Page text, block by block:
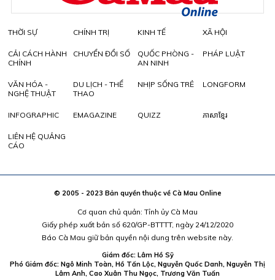
THỜI SỰ CHÍNH TRỊ KINH TẾ XÃ HỘI
CẢI CÁCH HÀNH
CHÍNH
CHUYỂN ĐỔI SỐ
QUỐC PHÒNG -
AN NINH
PHÁP LUẬT
VĂN HÓA -
NGHỆ THUẬT
DU LỊCH - THỂ
THAO
NHỊP SỐNG TRẺ LONGFORM
INFOGRAPHIC EMAGAZINE QUIZZ ភាសាខ្មែរ
LIÊN HỆ QUẢNG
CÁO
© 2005 - 2023 Bản quyền thuộc về Cà Mau Online
Cơ quan chủ quản: Tỉnh ủy Cà Mau
Giấy phép xuất bản số 620/GP-BTTTT, ngày 24/12/2020
Báo Cà Mau giữ bản quyền nội dung trên website này.
Giám đốc: Lâm Hồ Sỹ
Phó Giám đốc: Ngô Minh Toàn, Hồ Tấn Lộc, Nguyễn Quốc Danh, Nguyễn Thị
Lâm Anh, Cao Xuân Thu Ngọc, Trương Văn Tuấn